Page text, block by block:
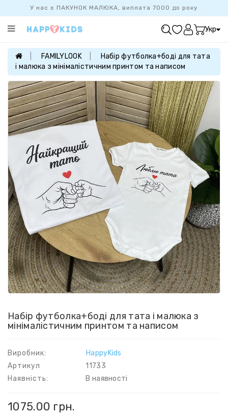
У нас є ПАКУНОК МАЛЮКА, виплата 7000 до року
Категорії
ПРОДАЖУ
БАЗОВА
КОЛЕКЦІЯ
ДІВЧАТКАМ
ХЛОПЧИКАМ
НОВОНАРОДЖЕНИМ
FAMILYLOOK
Укр
FAMILYLOOK
Набір футболка+боді для тата
і малюка з мінімалістичним принтом та написом
Набір футболка+боді для тата і малюка з
мінімалістичним принтом та написом
Виробник:
HappyKids
Артикул
11733
Наявність:
В наявності
1075.00 грн.